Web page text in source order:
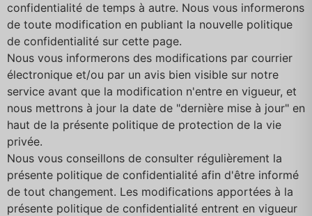
confidentialité de temps à autre. Nous vous informerons
de toute modification en publiant la nouvelle politique
de confidentialité sur cette page.
Nous vous informerons des modifications par courrier
électronique et/ou par un avis bien visible sur notre
service avant que la modification n'entre en vigueur, et
nous mettrons à jour la date de "dernière mise à jour" en
haut de la présente politique de protection de la vie
privée.
Nous vous conseillons de consulter régulièrement la
présente politique de confidentialité afin d'être informé
de tout changement. Les modifications apportées à la
présente politique de confidentialité entrent en vigueur